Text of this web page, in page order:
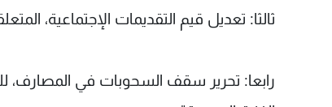
ثالثا: تعديل قيم التقديمات الإجتماعية،
رابعا: تحرير سقف السحوبات في المصارف،